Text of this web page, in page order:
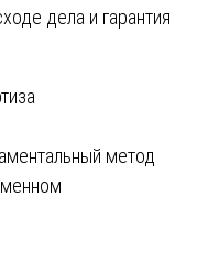
дела и гарантия
метод